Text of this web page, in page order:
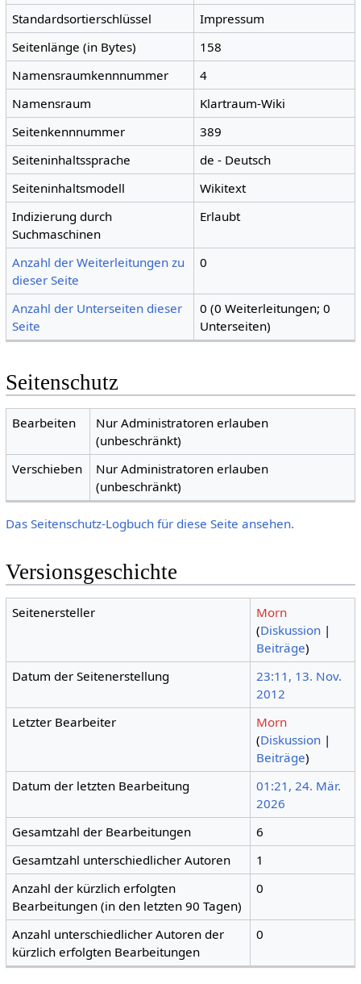
Standardsortierschlüssel
Impressum
Seitenlänge (in Bytes)
158
Namensraumkennnummer
4
Namensraum
Klartraum-Wiki
Seitenkennnummer
389
Seiteninhaltssprache
de - Deutsch
Seiteninhaltsmodell
Wikitext
Indizierung durch
Suchmaschinen
Erlaubt
Anzahl der Weiterleitungen zu
dieser Seite
0
Anzahl der Unterseiten dieser
Seite
0 (0 Weiterleitungen; 0
Unterseiten)
Seitenschutz
Bearbeiten
Nur Administratoren erlauben
(unbeschränkt)
Verschieben
Nur Administratoren erlauben
(unbeschränkt)
Das Seitenschutz-Logbuch für diese Seite ansehen.
Versionsgeschichte
Seitenersteller
Morn
(Diskussion |
Beiträge)
Datum der Seitenerstellung
23:11, 13. Nov.
2012
Letzter Bearbeiter
Morn
(Diskussion |
Beiträge)
Datum der letzten Bearbeitung
01:21, 24. Mär.
2026
Gesamtzahl der Bearbeitungen
6
Gesamtzahl unterschiedlicher Autoren
1
Anzahl der kürzlich erfolgten
Bearbeitungen (in den letzten 90 Tagen)
0
Anzahl unterschiedlicher Autoren der
kürzlich erfolgten Bearbeitungen
0